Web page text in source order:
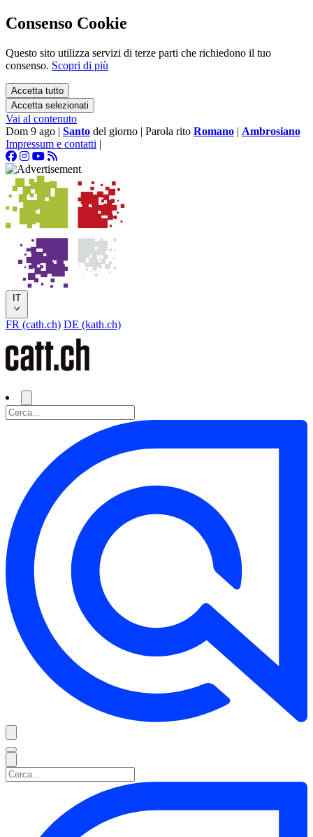
Consenso Cookie
Questo sito utilizza servizi di terze parti che richiedono il tuo
consenso. Scopri di più
Accetta tutto
Accetta selezionati
Vai al contenuto
Dom 9 ago | Santo del giorno | Parola rito Romano | Ambrosiano
Impressum e contatti |
IT
FR (cath.ch) DE (kath.ch)